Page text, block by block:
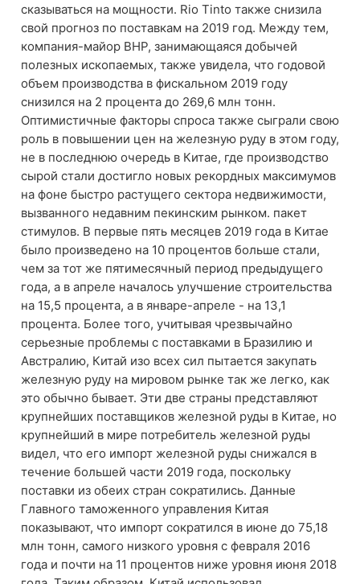
сказываться на мощности. Rio Tinto также снизила
свой прогноз по поставкам на 2019 год. Между тем,
компания-майор BHP, занимающаяся добычей
полезных ископаемых, также увидела, что годовой
объем производства в фискальном 2019 году
снизился на 2 процента до 269,6 млн тонн.
Оптимистичные факторы спроса также сыграли свою
роль в повышении цен на железную руду в этом году,
не в последнюю очередь в Китае, где производство
сырой стали достигло новых рекордных максимумов
на фоне быстро растущего сектора недвижимости,
вызванного недавним пекинским рынком. пакет
стимулов. В первые пять месяцев 2019 года в Китае
было произведено на 10 процентов больше стали,
чем за тот же пятимесячный период предыдущего
года, а в апреле началось улучшение строительства
на 15,5 процента, а в январе-апреле - на 13,1
процента. Более того, учитывая чрезвычайно
серьезные проблемы с поставками в Бразилию и
Австралию, Китай изо всех сил пытается закупать
железную руду на мировом рынке так же легко, как
это обычно бывает. Эти две страны представляют
крупнейших поставщиков железной руды в Китае, но
крупнейший в мире потребитель железной руды
видел, что его импорт железной руды снижался в
течение большей части 2019 года, поскольку
поставки из обеих стран сократились. Данные
Главного таможенного управления Китая
показывают, что импорт сократился в июне до 75,18
млн тонн, самого низкого уровня с февраля 2016
года и почти на 11 процентов ниже уровня июня 2018